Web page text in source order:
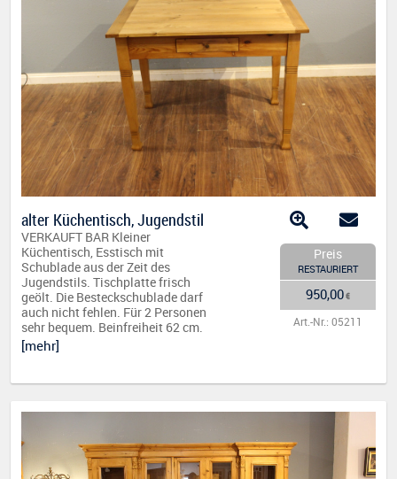
alter Küchentisch, Jugendstil
VERKAUFT BAR Kleiner
Küchentisch, Esstisch mit
Schublade aus der Zeit des
Jugendstils. Tischplatte frisch
geölt. Die Besteckschublade darf
auch nicht fehlen. Für 2 Personen
sehr bequem. Beinfreiheit 62 cm.
[mehr]
Preis
RESTAURIERT
950,00€
Art.-Nr.: 05211